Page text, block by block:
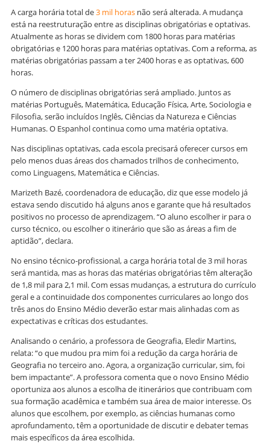
A carga horária total de3 mil horas não será alterada. A mudança
está na reestruturação entre as disciplinas obrigatórias e optativas.
Atualmente as horas se dividem com 1800 horas para matérias
obrigatórias e 1200 horas para matérias optativas. Com a reforma, as
matérias obrigatórias passam a ter 2400 horas e as optativas, 600
horas.
O número de disciplinas obrigatórias será ampliado. Juntos as
matérias Português, Matemática, Educação Física, Arte, Sociologia e
Filosofia, serão incluídos Inglês, Ciências da Natureza e Ciências
Humanas. O Espanhol continua como uma matéria optativa.
Nas disciplinas optativas, cada escola precisará oferecer cursos em
pelo menos duas áreas dos chamados trilhos de conhecimento,
como Linguagens, Matemática e Ciências.
Marizeth Bazé, coordenadora de educação, diz que esse modelo já
estava sendo discutido há alguns anos e garante que há resultados
positivos no processo de aprendizagem. “O aluno escolher ir para o
curso técnico, ou escolher o itinerário que são as áreas a fim de
aptidão”, declara.
No ensino técnico-profissional, a carga horária total de 3 mil horas
será mantida, mas as horas das matérias obrigatórias têm alteração
de 1,8 mil para 2,1 mil. Com essas mudanças, a estrutura do currículo
geral e a continuidade dos componentes curriculares ao longo dos
três anos do Ensino Médio deverão estar mais alinhadas com as
expectativas e críticas dos estudantes.
Analisando o cenário, a professora de Geografia, Eledir Martins,
relata: “o que mudou pra mim foi a redução da carga horária de
Geografia no terceiro ano. Agora, a organização curricular, sim, foi
bem impactante”. A professora comenta que o novo Ensino Médio
oportuniza aos alunos a escolha de itinerários que contribuam com
sua formação acadêmica e também sua área de maior interesse. Os
alunos que escolhem, por exemplo, as ciências humanas como
aprofundamento, têm a oportunidade de discutir e debater temas
mais específicos da área escolhida.